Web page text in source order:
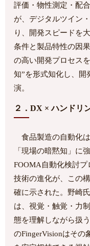
評価・物性測定・配
が、デジタルツイン
り、開発スピードを
条件と製品特性の因
の高い開発プロセス
知”を形式知化し、開
演。
２．DX × ハンドリ
食品製造の自動化
「現場の暗黙知」に
FOOMA自動化検討
技術の進化が、この
確に示された。野崎
は、視覚・触覚・力
態を理解しながら扱
のFingerVisionはその